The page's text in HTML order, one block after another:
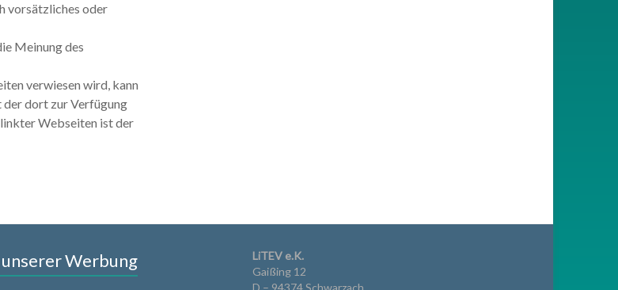
vorsätzliches oder
Meinung des
verwiesen wird, kann
dort zur Verfügung
Webseiten ist der
Werbung
LiTEV e.K.
Gaißing 12
D – 94374 Schwarzach